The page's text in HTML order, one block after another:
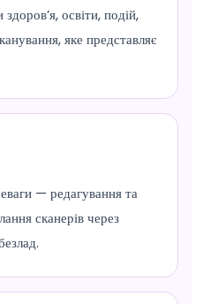
освіти, подій,
яке представляє
— редагування та
сканерів через